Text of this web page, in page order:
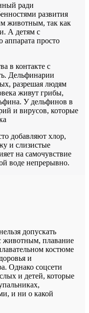
ради
развития
животным, так как
А детям с
аппарата просто
в контакте с
Дельфинарии
разрешая людям
живут грибы,
У дельфинов в
и вирусов, которые
добавляют хлор,
и слизистые
на самочувствие
воде непрерывно.
допускать
животным, плавание
костюме
и
Однако соцсети
и детей, которые
и ни о какой